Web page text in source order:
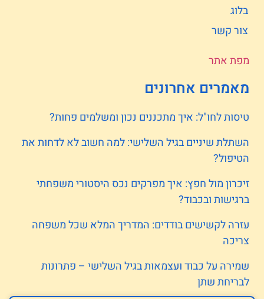
בלוג
צור קשר
מפת אתר
מאמרים אחרונים
טיסות לחו"ל: איך מתכננים נכון ומשלמים פחות?
השתלת שיניים בגיל השלישי: למה חשוב לא לדחות את
הטיפול?
זיכרון מול חפץ: איך מפרקים נכס היסטורי משפחתי
ברגישות ובכבוד?
עזרה לקשישים בודדים: המדריך המלא שכל משפחה
צריכה
שמירה על כבוד ועצמאות בגיל השלישי – פתרונות
לבריחת שתן